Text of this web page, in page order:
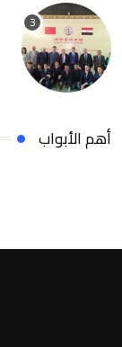
أهم الأبواب